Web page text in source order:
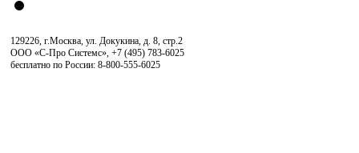
129226, г.Москва, ул. Докукина, д. 8, стр.2
ООО «С-Про Системс», +7 (495) 783-6025
бесплатно по России: 8-800-555-6025